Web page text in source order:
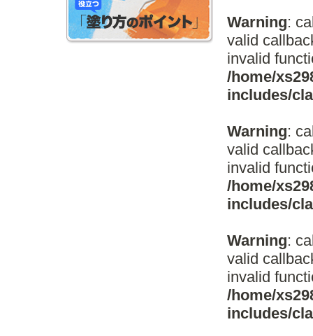
Warning:
valid
invalid
/home/
includes/
Warning:
valid
invalid
/home/
includes/
Warning:
valid
invalid
/home/
includes/